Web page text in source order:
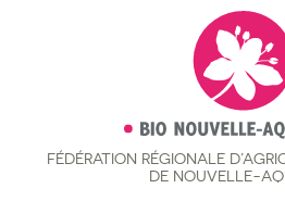
FÉDÉRATION RÉGIONALE
DE NOUVELLE-